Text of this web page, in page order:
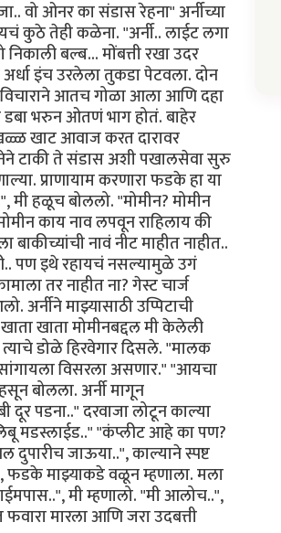
वो ओनर का संडास रेहना" अर्नीच्या
कुठे तेही कळेना. "अर्नी.. लाईट लगा
बल्ब... मोंबत्ती रखा उदर
इंच उरलेला तुकडा पेटवला. दोन
आतच गोळा आला आणि दहा
डबा भरुन ओतणं भाग होतं. बाहेर
खाट आवाज करत दारावर
टाकी ते संडास अशी पखालसेवा सुरु
प्राणायाम करणारा फडके हा या
हळूच बोललो. "मोमीन? मोमीन
काय नाव लपवून राहिलाय की
नावं नीट माहीत नाहीत..
पण इथे रहायचं नसल्यामुळे उगं
तर नाहीत ना? गेस्ट चार्ज
माझ्यासाठी उप्पिटाची
खाता मोमीनबद्दल मी केलेली
डोळे हिरवेगार दिसले. "मालक
विसरला असणार." "आयचा
बोलला. अर्नी मागून
दूर पडना.." दरवाजा लोटून काल्या
मडस्लाईड.." "कंप्लीट आहे का पण?
जाऊया..", काल्याने स्पष्ट
माझ्याकडे वळून म्हणाला. मला
मी म्हणालो. "मी आलोच..",
मारला आणि जरा उदबत्ती